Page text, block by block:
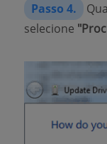
Passo 4.
selecione